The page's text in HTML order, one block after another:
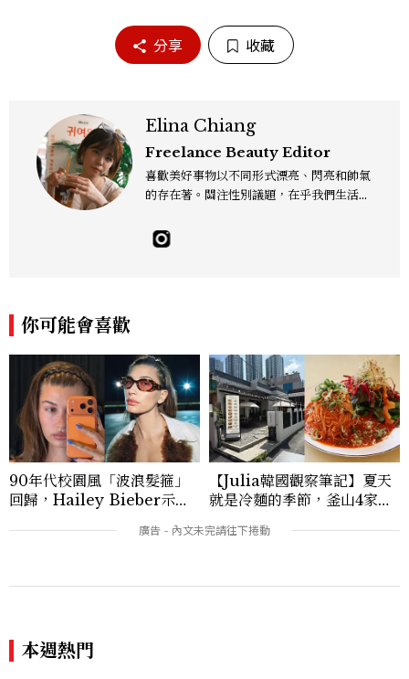
分享 收藏
Elina Chiang
Freelance Beauty Editor
喜歡美好事物以不同形式漂亮、閃亮和帥氣
的存在著。關注性別議題，在乎我們生活的
民！Instagram：hanyunc／Contac
t：elina.chiang.work@gmail.com
你可能會喜歡
90年代校園風「波浪髮箍」
回歸，Hailey Bieber示範
u髮箍未開賣先爆紅！
【Julia韓國觀察筆記】夏天
就是冷麵的季節，釜山4家必
本週熱門